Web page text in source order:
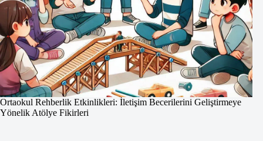
Ortaokul Rehberlik Etkinlikleri: İletişim Becerilerini Geliştirmeye
Yönelik Atölye Fikirleri